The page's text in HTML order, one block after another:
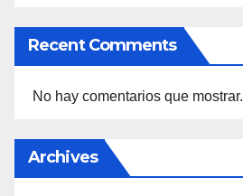
Recent Comments
No hay comentarios que mostrar.
Archives